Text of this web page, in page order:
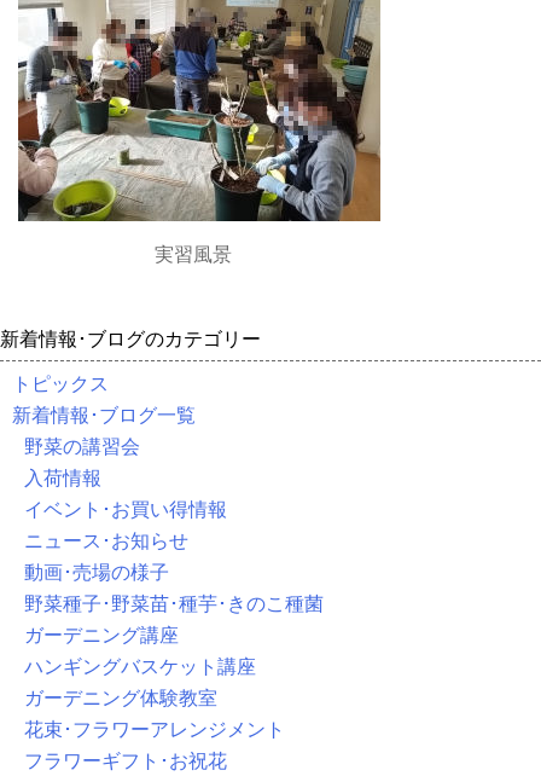
実習風景
新着情報･ブログのカテゴリー
トピックス
新着情報･ブログ一覧
野菜の講習会
入荷情報
イベント･お買い得情報
ニュース･お知らせ
動画･売場の様子
野菜種子･野菜苗･種芋･きのこ種菌
ガーデニング講座
ハンギングバスケット講座
ガーデニング体験教室
花束･フラワーアレンジメント
フラワーギフト･お祝花